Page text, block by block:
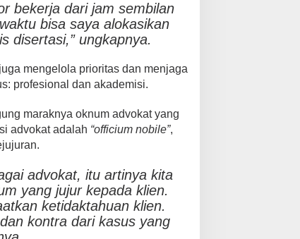
bekerja dari jam sembilan
bisa saya alokasikan
disertasi,” ungkapnya.
mengelola prioritas dan menjaga
profesional dan akademisi.
maraknya oknum advokat yang
advokat adalah “officium nobile”,
advokat, itu artinya kita
yang jujur kepada klien.
ketidaktahuan klien.
kontra dari kasus yang